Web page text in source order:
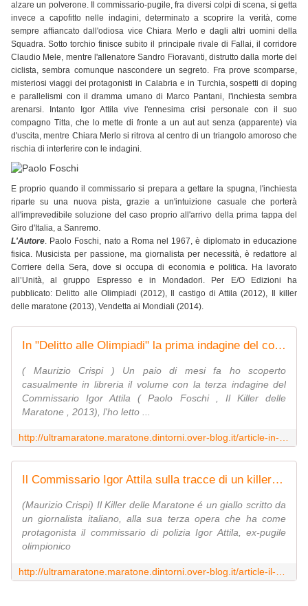
alzare un polverone. Il commissario-pugile, fra diversi colpi di scena, si getta
invece a capofitto nelle indagini, determinato a scoprire la verità, come
sempre affiancato dall'odiosa vice Chiara Merlo e dagli altri uomini della
Squadra. Sotto torchio finisce subito il principale rivale di Fallai, il corridore
Claudio Mele, mentre l'allenatore Sandro Fioravanti, distrutto dalla morte del
ciclista, sembra comunque nascondere un segreto. Fra prove scomparse,
misteriosi viaggi dei protagonisti in Calabria e in Turchia, sospetti di doping
e parallelismi con il dramma umano di Marco Pantani, l'inchiesta sembra
arenarsi. Intanto Igor Attila vive l'ennesima crisi personale con il suo
compagno Titta, che lo mette di fronte a un aut aut senza (apparente) via
d'uscita, mentre Chiara Merlo si ritrova al centro di un triangolo amoroso che
rischia di interferire con le indagini.
E proprio quando il commissario si prepara a gettare la spugna, l'inchiesta
riparte su una nuova pista, grazie a un'intuizione casuale che porterà
all'imprevedibile soluzione del caso proprio all'arrivo della prima tappa del
Giro d'Italia, a Sanremo.
L'Autore. Paolo Foschi, nato a Roma nel 1967, è diplomato in educazione
fisica. Musicista per passione, ma giornalista per necessità, è redattore al
Corriere della Sera, dove si occupa di economia e politica. Ha lavorato
all’Unità, al gruppo Espresso e in Mondadori. Per E/O Edizioni ha
pubblicato: Delitto alle Olimpiadi (2012), Il castigo di Attila (2012), Il killer
delle maratone (2013), Vendetta ai Mondiali (2014).
In "Delitto alle Olimpiadi" la prima indagine del commissario Igor Attila - Ultramaratone, maratone e dintorni
( Maurizio Crispi ) Un paio di mesi fa ho scoperto
casualmente in libreria il volume con la terza indagine del
Commissario Igor Attila ( Paolo Foschi , Il Killer delle
Maratone , 2013), l'ho letto ...
Il Commissario Igor Attila sulla tracce di un killer di maratoneti nel romanzo di Paolo Foschi - Ultramaratone, maratone e dintorni
(Maurizio Crispi) Il Killer delle Maratone é un giallo scritto da
un giornalista italiano, alla sua terza opera che ha come
protagonista il commissario di polizia Igor Attila, ex-pugile
olimpionico